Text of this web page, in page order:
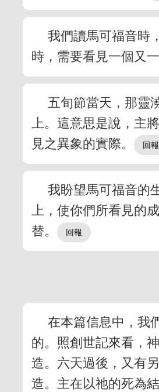
我們讀馬可福音時
時，需要看見一個又
五旬節當天，那靈
上。這意思是說，主
見之異象的實際。
我盼望馬可福音的
上，使你們所看見的
替。
在本篇信息中，我
的。照創世記來看，
造。六天過後，又有
造。主在以祂的死為